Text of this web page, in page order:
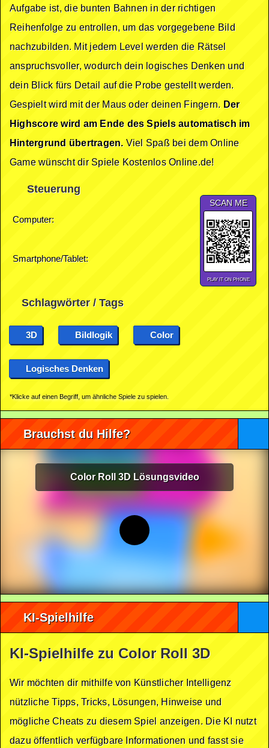
Aufgabe ist, die bunten Bahnen in der richtigen
Reihenfolge zu entrollen, um das vorgegebene Bild
nachzubilden. Mit jedem Level werden die Rätsel
anspruchsvoller, wodurch dein logisches Denken und
dein Blick fürs Detail auf die Probe gestellt werden.
Gespielt wird mit der Maus oder deinen Fingern. Der
Highscore wird am Ende des Spiels automatisch im
Hintergrund übertragen. Viel Spaß bei dem Online
Game wünscht dir Spiele Kostenlos Online.de!
Steuerung
Computer:
Smartphone/Tablet:
SCAN ME
PLAY IT ON PHONE
Schlagwörter / Tags
3D Bildlogik Color
Logisches Denken
*Klicke auf einen Begriff, um ähnliche Spiele zu spielen.
Brauchst du Hilfe?
Color Roll 3D Lösungsvideo
KI-Spielhilfe
KI-Spielhilfe zu Color Roll 3D
Wir möchten dir mithilfe von Künstlicher Intelligenz
nützliche Tipps, Tricks, Lösungen, Hinweise und
mögliche Cheats zu diesem Spiel anzeigen. Die KI nutzt
dazu öffentlich verfügbare Informationen und fasst sie